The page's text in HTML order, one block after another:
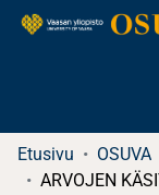
Etusivu OSUVA